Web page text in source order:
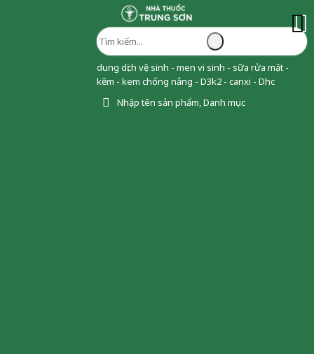
dung dịch vệ sinh - men vi sinh - sữa rửa mặt -
kẽm - kem chống nắng - D3k2 - canxi - Dhc
Nhập tên sản phẩm, Danh mục